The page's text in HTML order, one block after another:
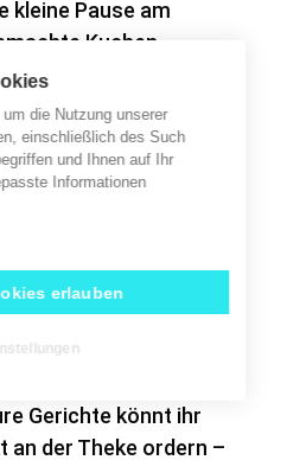
kleine Pause am
Kuchen,
jeden Geschmack
runden das
und leckere
ihr im
dort sowohl
Touristen. Die Preise
ihr könnt entweder
Gerichte könnt ihr
an der Theke ordern –
die Nutzung unserer
einschließlich des Such
und Ihnen auf Ihr
Informationen
erlauben